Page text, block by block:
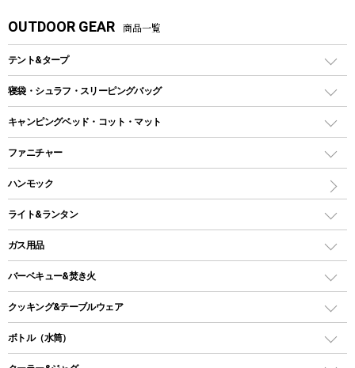
OUTDOOR GEAR 商品一覧
テント&タープ
テント
ツールームテント
ワンポールテント
シェルターテント
ロッジ型・オリジナルテント
タープ
スクエアタープ（レクタタープ）
メッシュタープ
寝袋・シュラフ・スリーピングバッグ
レクタングラー型（封筒型）シュラフ
インナーシュラフ
キャンピングベッド・コット・マット
キャンピングベッド・コット
インフレータブルマット
ファニチャー
アウトドアテーブル
レジャーシート
ハンモック
ライト&ランタン
LEDランタン
ガスランタン
オイルランタン
LEDライト
ガス用品
ガスバーナー
ガス缶
バーベキュー&焚き火
バーベキューコンロ、グリル
焚き火台タイプ（ロースタイル）グリル
クッキング&テーブルウェア
ダッチオーブン
ボトル（水筒）